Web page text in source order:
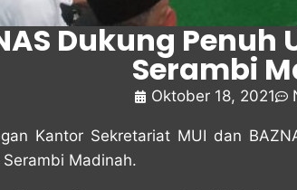
Dukung
Serambi
Oktober 18, 2021
Kantor Sekretariat MUI dan
Madinah.